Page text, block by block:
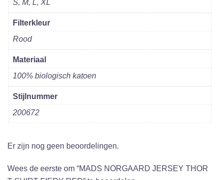
S, M, L, XL
Filterkleur
Rood
Materiaal
100% biologisch katoen
Stijlnummer
200672
Er zijn nog geen beoordelingen.
Wees de eerste om “MADS NORGAARD JERSEY THOR